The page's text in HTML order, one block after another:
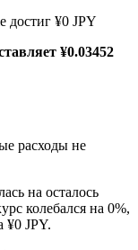
металлы и
достиг ¥0 JPY
¥0.03452
расходы не
на осталось
колебался на 0%,
¥0 JPY.